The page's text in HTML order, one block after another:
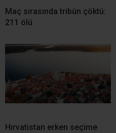
Maç sırasında tribün çöktü:
211 ölü
Hırvatistan erken seçime